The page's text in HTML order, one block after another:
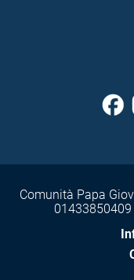
Comunità Papa
01433850409